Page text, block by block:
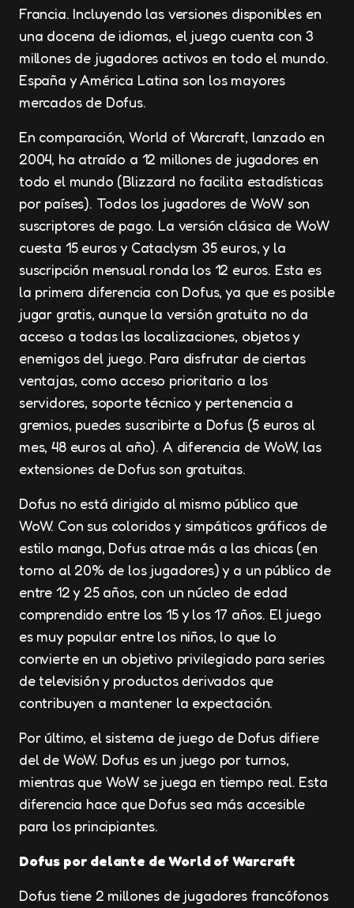
Francia. Incluyendo las versiones disponibles en
una docena de idiomas, el juego cuenta con 3
millones de jugadores activos en todo el mundo.
España y América Latina son los mayores
mercados de Dofus.
En comparación, World of Warcraft, lanzado en
2004, ha atraído a 12 millones de jugadores en
todo el mundo (Blizzard no facilita estadísticas
por países). Todos los jugadores de WoW son
suscriptores de pago. La versión clásica de WoW
cuesta 15 euros y Cataclysm 35 euros, y la
suscripción mensual ronda los 12 euros. Esta es
la primera diferencia con Dofus, ya que es posible
jugar gratis, aunque la versión gratuita no da
acceso a todas las localizaciones, objetos y
enemigos del juego. Para disfrutar de ciertas
ventajas, como acceso prioritario a los
servidores, soporte técnico y pertenencia a
gremios, puedes suscribirte a Dofus (5 euros al
mes, 48 euros al año). A diferencia de WoW, las
extensiones de Dofus son gratuitas.
Dofus no está dirigido al mismo público que
WoW. Con sus coloridos y simpáticos gráficos de
estilo manga, Dofus atrae más a las chicas (en
torno al 20% de los jugadores) y a un público de
entre 12 y 25 años, con un núcleo de edad
comprendido entre los 15 y los 17 años. El juego
es muy popular entre los niños, lo que lo
convierte en un objetivo privilegiado para series
de televisión y productos derivados que
contribuyen a mantener la expectación.
Por último, el sistema de juego de Dofus difiere
del de WoW. Dofus es un juego por turnos,
mientras que WoW se juega en tiempo real. Esta
diferencia hace que Dofus sea más accesible
para los principiantes.
Dofus por delante de World of Warcraft
Dofus tiene 2 millones de jugadores francófonos